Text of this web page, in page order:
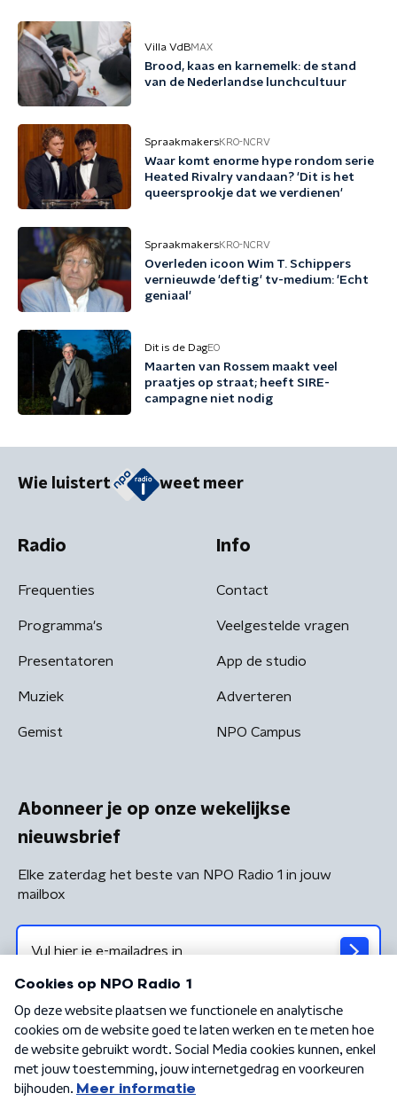
Villa VdBMAX
Brood, kaas en karnemelk: de stand
van de Nederlandse lunchcultuur
SpraakmakersKRO-NCRV
Waar komt enorme hype rondom serie
Heated Rivalry vandaan? 'Dit is het
queersprookje dat we verdienen'
SpraakmakersKRO-NCRV
Overleden icoon Wim T. Schippers
vernieuwde 'deftig' tv-medium: 'Echt
geniaal'
Dit is de DagEO
Maarten van Rossem maakt veel
praatjes op straat; heeft SIRE-
campagne niet nodig
Wie luistert weet meer
Radio
Frequenties
Programma's
Presentatoren
Muziek
Gemist
Info
Contact
Veelgestelde vragen
App de studio
Adverteren
NPO Campus
Abonneer je op onze wekelijkse
nieuwsbrief
Elke zaterdag het beste van NPO Radio 1 in jouw
mailbox
Algemene voorwaarden